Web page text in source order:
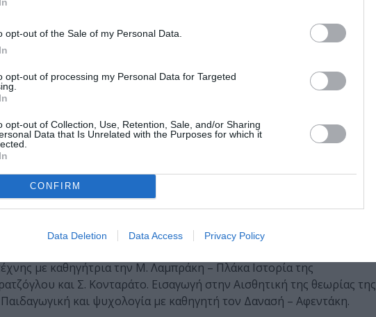
opt-out of the Sale of my Personal Data.
opt-out of processing my Personal Data for Targeted
opt-out of Collection, Use, Retention, Sale, and/or Sharing
Data that Is Unrelated with the Purposes for which it
CONFIRM
Data Deletion Data Access Privacy Policy
αφηγηματικότητα της φλαμανδικής Αναγέννησης
αφήγηση με τη γλώσσα της εποχής μας: αναπτύσσονται σε ένα
που κάποιοι θεωρητικοί της τέχνης και της λογοτεχνίας
ζωγραφικής που δείγματά της εμφανίστηκαν σποραδικά σχεδόν σε
των πραγμάτων με τους όρους της νεωτερικής
κρυσταλλώνει σε κώδικες του δικού του υποκειμενικού βλέμματος,
καλλιτεχνική του έκφραση».
καθηγητές τους Δ. Μυταρά και τον Π. Τέτση. Σκηνογραφία και
με καθηγήτρια την Μ. Λαμπράκη – Πλάκα Ιστορία της
και Σ. Κονταράτο. Εισαγωγή στην Αισθητική της θεωρίας της
και ψυχολογία με καθηγητή τον Δανασή – Αφεντάκη.